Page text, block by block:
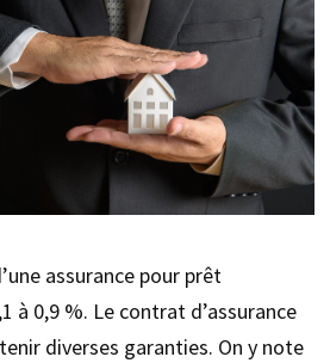
assurance pour prêt
à 0,9 %. Le contrat d’assurance
diverses garanties. On y note